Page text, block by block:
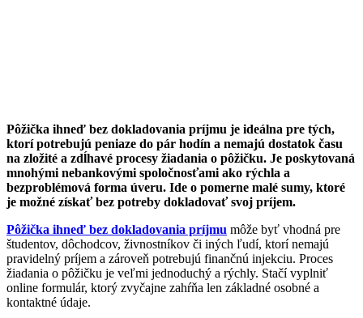
Pôžička ihneď bez dokladovania príjmu je ideálna pre tých,
ktorí potrebujú peniaze do pár hodín a nemajú dostatok času
na zložité a zdĺhavé procesy žiadania o pôžičku. Je poskytovaná
mnohými nebankovými spoločnosťami ako rýchla a
bezproblémová forma úveru. Ide o pomerne malé sumy, ktoré
je možné získať bez potreby dokladovať svoj príjem.
Pôžička ihneď bez dokladovania príjmu môže byť vhodná pre
študentov, dôchodcov, živnostníkov či iných ľudí, ktorí nemajú
pravidelný príjem a zároveň potrebujú finančnú injekciu. Proces
žiadania o pôžičku je veľmi jednoduchý a rýchly. Stačí vyplniť
online formulár, ktorý zvyčajne zahŕňa len základné osobné a
kontaktné údaje.